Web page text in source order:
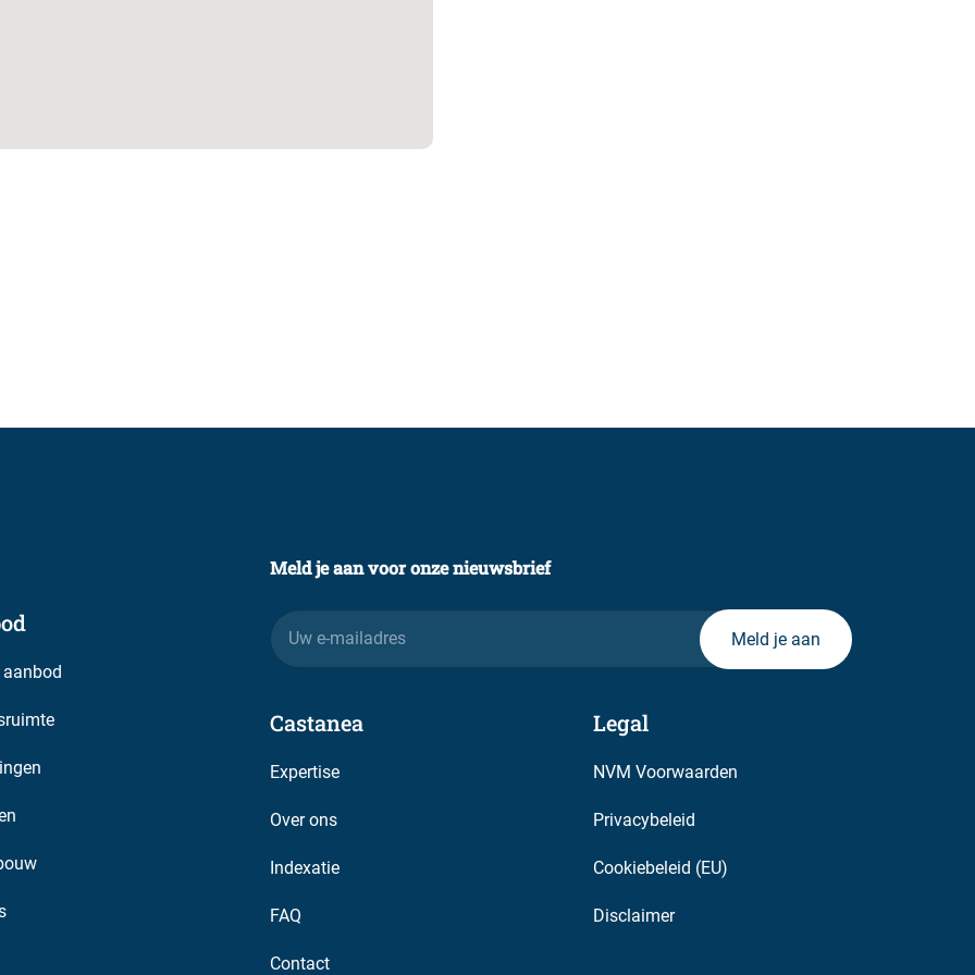
Meld je aan voor onze nieuwsbrief
aanbod
E-
mailadres
Castanea
Expertise
Over ons
Indexatie
FAQ
Contact
Legal
NVM Voorwaarden
Privacybeleid
Cookiebeleid (EU)
Disclaimer